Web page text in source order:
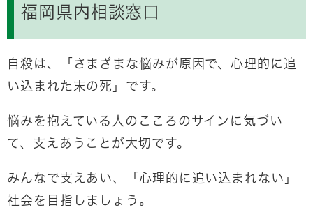
福岡県内相談窓口
自殺は、「さまざまな悩みが原因で、心理的に追
い込まれた末の死」です。
悩みを抱えている人のこころのサインに気づい
て、支えあうことが大切です。
みんなで支えあい、「心理的に追い込まれない」
社会を目指しましょう。